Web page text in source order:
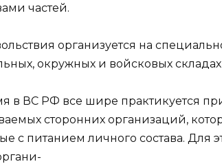
частей.
организуется на
окружных и войсковых складах
в ВС РФ все шире практикуется
сторонних организаций,
с питанием личного состава. Для